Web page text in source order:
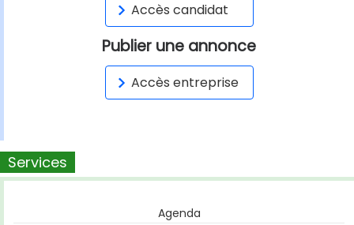
Accès candidat
Publier une annonce
Accès entreprise
Services
Agenda